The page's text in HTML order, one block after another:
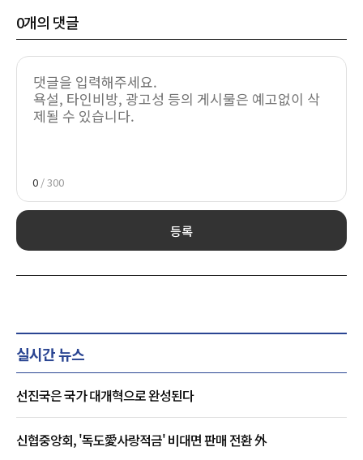
0개의 댓글
0 / 300
등록
실시간 뉴스
선진국은 국가 대개혁으로 완성된다
신협중앙회, '독도愛사랑적금' 비대면 판매 전환 外